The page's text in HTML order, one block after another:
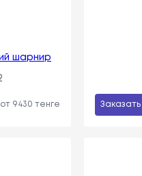
шарнир
от 9430 тенге Заказать